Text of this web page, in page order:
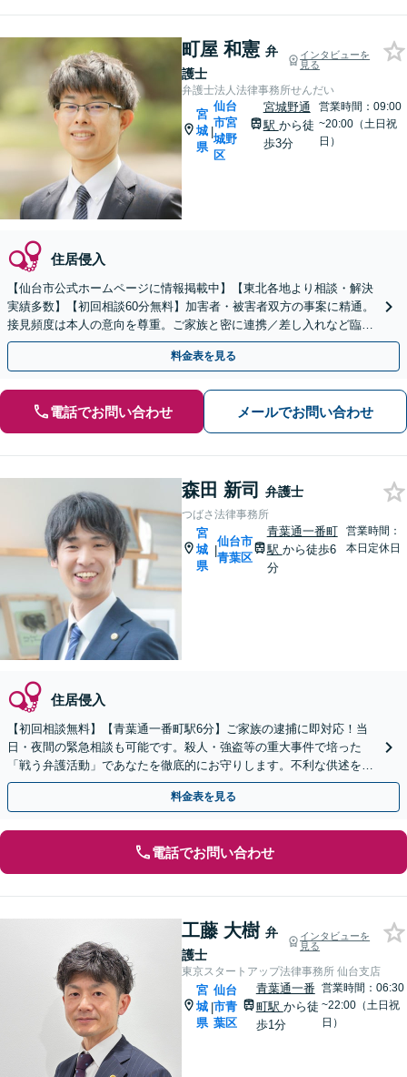
町屋 和憲 弁
護士
インタビューを
見る
弁護士法人法律事務所せんだい
宮
城
県
|
仙台
市宮
城野
区
宮城野通
駅 から徒
歩3分
営業時間：09:00
~20:00（土日祝
日）
住居侵入
【仙台市公式ホームページに情報掲載中】【東北各地より相談・解決
実績多数】【初回相談60分無料】加害者・被害者双方の事案に精通。
接見頻度は本人の意向を尊重。ご家族と密に連携／差し入れなど臨機
応変に対応。
料金表を見る
電話でお問い合わせ メールでお問い合わせ
森田 新司 弁護士
つばさ法律事務所
宮
城
県
|
仙台市
青葉区
青葉通一番町
駅 から徒歩6
分
営業時間：
本日定休日
住居侵入
【初回相談無料】【青葉通一番町駅6分】ご家族の逮捕に即対応！当
日・夜間の緊急相談も可能です。殺人・強盗等の重大事件で培った
「戦う弁護活動」であなたを徹底的にお守りします。不利な供述を防
ぐ在宅事件の取調べ同行もお任せください。
料金表を見る
電話でお問い合わせ
工藤 大樹 弁
護士
インタビューを
見る
東京スタートアップ法律事務所 仙台支店
宮
城
県
|
仙台
市青
葉区
青葉通一番
町駅 から徒
歩1分
営業時間：06:30
~22:00（土日祝
日）